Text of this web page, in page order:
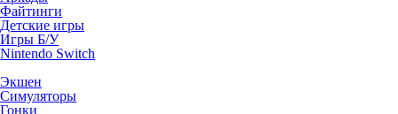
Файтинги
Детские игры
Игры Б/У
Nintendo Switch
Экшен
Симуляторы
Гонки